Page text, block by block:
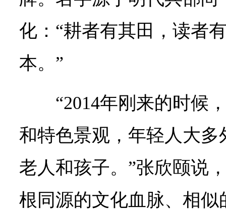
化：“耕者有其田，读者
本。”
“2014年刚来的时候
和特色景观，年轻人大
老人和孩子。”张欣颐说
根同源的文化血脉、相